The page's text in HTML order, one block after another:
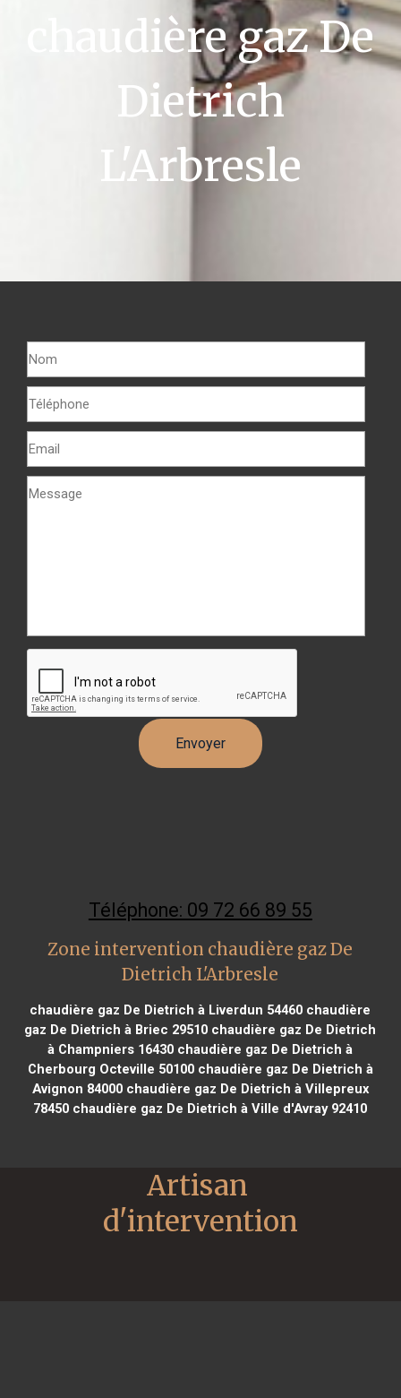
chaudière gaz De
Dietrich
L'Arbresle
Téléphone: 09 72 66 89 55
Zone intervention chaudière gaz De
Dietrich L'Arbresle
chaudière gaz De Dietrich à Liverdun 54460 chaudière
gaz De Dietrich à Briec 29510 chaudière gaz De Dietrich
à Champniers 16430 chaudière gaz De Dietrich à
Cherbourg Octeville 50100chaudière gaz De Dietrich à
Avignon 84000chaudière gaz De Dietrich à Villepreux
78450 chaudière gaz De Dietrich à Ville d'Avray 92410
Artisan
d'intervention